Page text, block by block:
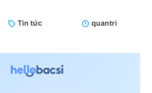
Tin tức quantri